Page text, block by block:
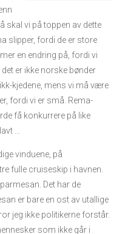
skal vi på toppen av dette
slipper, fordi de er store
en endring på, fordi vi
er ikke norske bønder
kjedene, mens vi må være
fordi vi er små. Rema-
få konkurrere på like
...
vinduene, på
fulle cruiseskip i havnen.
Det har de
er bare en ost av utallige
jeg ikke politikerne forstår.
som ikke går i